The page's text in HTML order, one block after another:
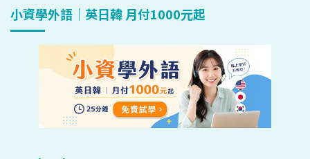
小資學外語｜英日韓 月付1000元起